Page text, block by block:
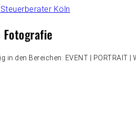
den Bereichen: EVENT | PORTRAIT |